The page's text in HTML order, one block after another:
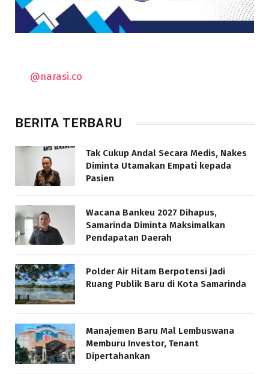
@narasi.co
BERITA TERBARU
Tak Cukup Andal Secara Medis, Nakes
Diminta Utamakan Empati kepada
Pasien
Wacana Bankeu 2027 Dihapus,
Samarinda Diminta Maksimalkan
Pendapatan Daerah
Polder Air Hitam Berpotensi Jadi
Ruang Publik Baru di Kota Samarinda
Manajemen Baru Mal Lembuswana
Memburu Investor, Tenant
Dipertahankan